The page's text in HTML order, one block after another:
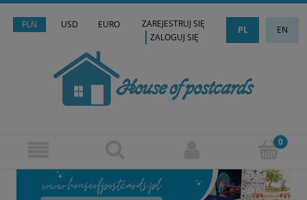
PLN USD EURO PL EN
ZAREJESTRUJ SIĘ
ZALOGUJ SIĘ